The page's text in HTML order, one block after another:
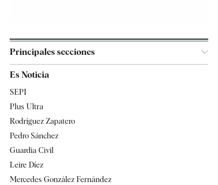
Principales secciones
España
Televisión
Es Noticia
SEPI
Plus Ultra
Rodríguez Zapatero
Pedro Sánchez
Guardia Civil
Leire Díez
Mercedes González Fernández